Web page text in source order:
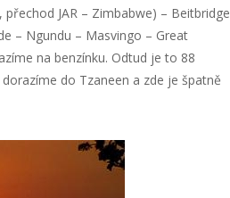
JAR – Zimbabwe) – Beitbridge
– Ngundu – Masvingo – Great
na benzínku. Odtud je to 88
do Tzaneen a zde je špatně